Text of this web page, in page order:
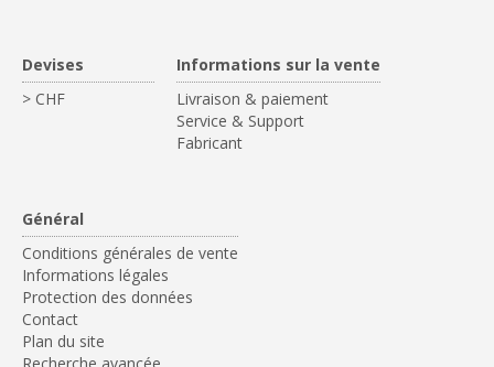
Devises
> CHF
Informations sur la vente
Livraison & paiement
Service & Support
Fabricant
Général
Conditions générales de vente
Informations légales
Protection des données
Contact
Plan du site